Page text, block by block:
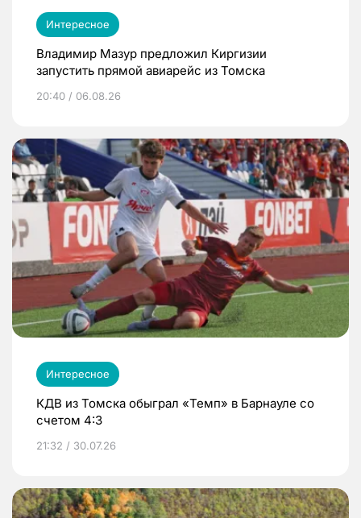
Интересное
Владимир Мазур предложил Киргизии
запустить прямой авиарейс из Томска
20:40 / 06.08.26
Интересное
КДВ из Томска обыграл «Темп» в Барнауле со
счетом 4:3
21:32 / 30.07.26